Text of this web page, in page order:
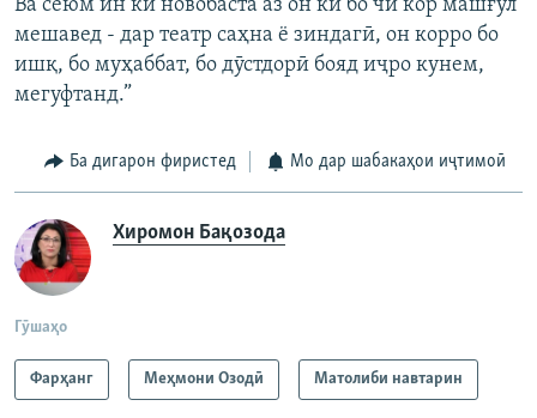
Ва сеюм ин ки новобаста аз он ки бо чӣ кор машғул
мешавед - дар театр саҳна ё зиндагӣ, он корро бо
ишқ, бо муҳаббат, бо дӯстдорӣ бояд иҷро кунем,
мегуфтанд.”
Ба дигарон фиристед Мо дар шабакаҳои иҷтимоӣ
Хиромон Бақозода
Гӯшаҳо
Фарҳанг Меҳмони Озодӣ Матолиби навтарин